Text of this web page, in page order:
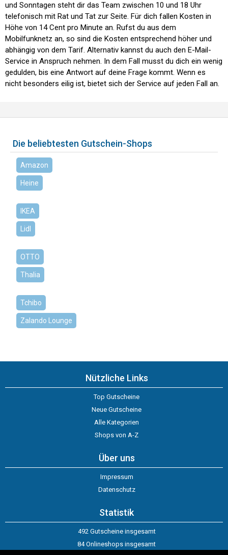
und Sonntagen steht dir das Team zwischen 10 und 18 Uhr
telefonisch mit Rat und Tat zur Seite. Für dich fallen Kosten in
Höhe von 14 Cent pro Minute an. Rufst du aus dem
Mobilfunknetz an, so sind die Kosten entsprechend höher und
abhängig von dem Tarif. Alternativ kannst du auch den E-Mail-
Service in Anspruch nehmen. In dem Fall musst du dich ein wenig
gedulden, bis eine Antwort auf deine Frage kommt. Wenn es
nicht besonders eilig ist, bietet sich der Service auf jeden Fall an.
Die beliebtesten Gutschein-Shops
Amazon
Heine
IKEA
Lidl
OTTO
Thalia
Tchibo
Zalando Lounge
Nützliche Links
Top Gutscheine
Neue Gutscheine
Alle Kategorien
Shops von A-Z
Über uns
Impressum
Datenschutz
Statistik
492 Gutscheine insgesamt
84 Onlineshops insgesamt